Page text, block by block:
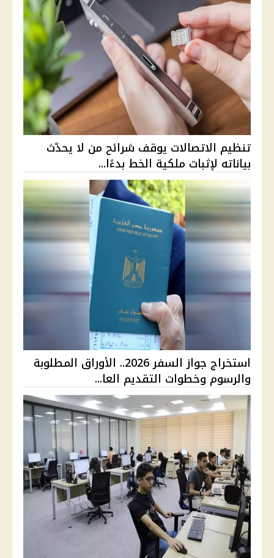
تنظيم الاتصالات يوقف شرائح من لا يحدّث
بياناته لإثبات ملكية الخط بدءًا...
استخراج جواز السفر 2026.. الأوراق المطلوبة
والرسوم وخطوات التقديم العا...